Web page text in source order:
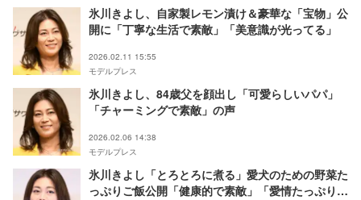
氷川きよし、自家製レモン漬け＆豪華な「宝物」公
開に「丁寧な生活で素敵」「美意識が光ってる」
2026.02.11 15:55
モデルプレス
氷川きよし、84歳父を顔出し「可愛らしいパパ」
「チャーミングで素敵」の声
2026.02.06 14:38
モデルプレス
氷川きよし「とろとろに煮る」愛犬のための野菜た
っぷりご飯公開「健康的で素敵」「愛情たっぷり」